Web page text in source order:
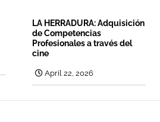
LA HERRADURA: Adquisición
de Competencias
Profesionales a través del
cine
April 22, 2026